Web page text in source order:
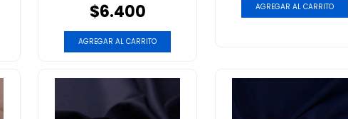
$6.400
AGREGAR AL CARRITO
AGREGAR AL CARRITO